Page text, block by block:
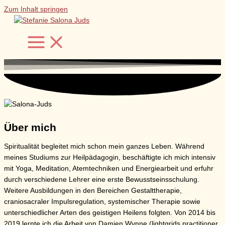
Zum Inhalt springen
Über mich
Spiritualität begleitet mich schon mein ganzes Leben. Während
meines Studiums zur Heilpädagogin, beschäftigte ich mich intensiv
mit Yoga, Meditation, Atemtechniken und Energiearbeit und erfuhr
durch verschiedene Lehrer eine erste Bewusstseinsschulung.
Weitere Ausbildungen in den Bereichen Gestalttherapie,
craniosacraler Impulsregulation, systemischer Therapie sowie
unterschiedlicher Arten des geistigen Heilens folgten. Von 2014 bis